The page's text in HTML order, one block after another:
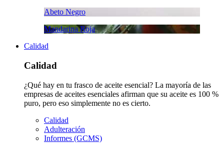
Abeto Negro
Mandarina Roja
Calidad
Calidad
¿Qué hay en tu frasco de aceite esencial? La mayoría de las
empresas de aceites esenciales afirman que su aceite es 100 %
puro, pero eso simplemente no es cierto.
Calidad
Adulteración
Informes (GCMS)